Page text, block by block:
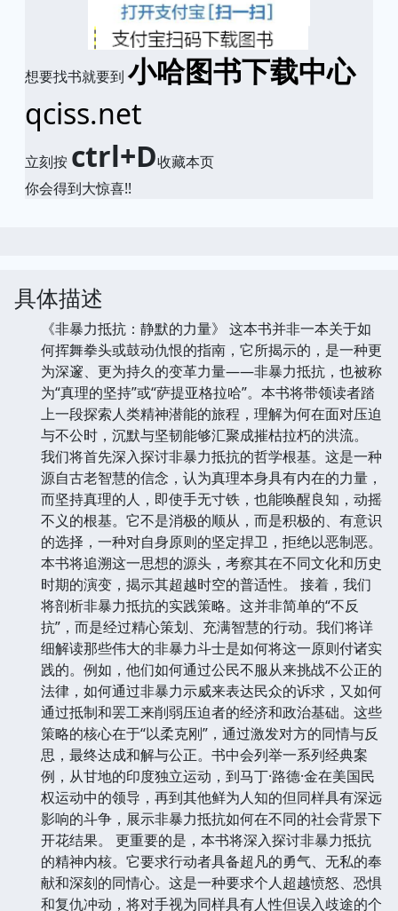
想要找书就要到 小哈图书下载中心
qciss.net
立刻按 ctrl+D收藏本页
你会得到大惊喜!!
具体描述
《非暴力抵抗：静默的力量》 这本书并非一本关于如
何挥舞拳头或鼓动仇恨的指南，它所揭示的，是一种更
为深邃、更为持久的变革力量——非暴力抵抗，也被称
为“真理的坚持”或“萨提亚格拉哈”。本书将带领读者踏
上一段探索人类精神潜能的旅程，理解为何在面对压迫
与不公时，沉默与坚韧能够汇聚成摧枯拉朽的洪流。
我们将首先深入探讨非暴力抵抗的哲学根基。这是一种
源自古老智慧的信念，认为真理本身具有内在的力量，
而坚持真理的人，即使手无寸铁，也能唤醒良知，动摇
不义的根基。它不是消极的顺从，而是积极的、有意识
的选择，一种对自身原则的坚定捍卫，拒绝以恶制恶。
本书将追溯这一思想的源头，考察其在不同文化和历史
时期的演变，揭示其超越时空的普适性。 接着，我们
将剖析非暴力抵抗的实践策略。这并非简单的“不反
抗”，而是经过精心策划、充满智慧的行动。我们将详
细解读那些伟大的非暴力斗士是如何将这一原则付诸实
践的。例如，他们如何通过公民不服从来挑战不公正的
法律，如何通过非暴力示威来表达民众的诉求，又如何
通过抵制和罢工来削弱压迫者的经济和政治基础。这些
策略的核心在于“以柔克刚”，通过激发对方的同情与反
思，最终达成和解与公正。书中会列举一系列经典案
例，从甘地的印度独立运动，到马丁·路德·金在美国民
权运动中的领导，再到其他鲜为人知的但同样具有深远
影响的斗争，展示非暴力抵抗如何在不同的社会背景下
开花结果。 更重要的是，本书将深入探讨非暴力抵抗
的精神内核。它要求行动者具备超凡的勇气、无私的奉
献和深刻的同情心。这是一种要求个人超越愤怒、恐惧
和复仇冲动，将对手视为同样具有人性但误入歧途的个